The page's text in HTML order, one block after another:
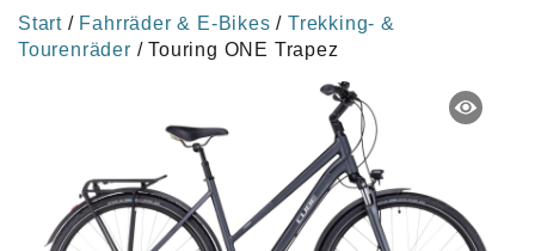
Start / Fahrräder & E-Bikes /Trekking- &
Tourenräder / Touring ONE Trapez